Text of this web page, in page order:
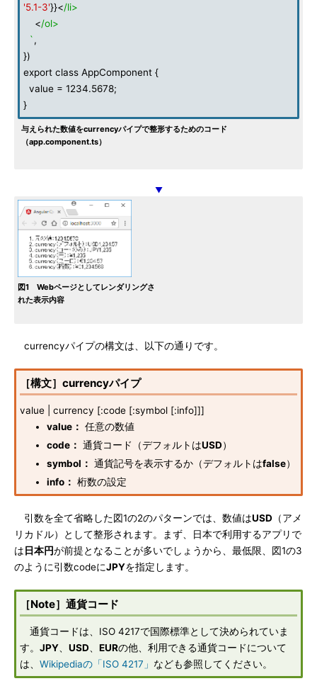
'5.1-3'}}</li>
</ol>
`,
})
export class AppComponent {
value = 1234.5678;
}
与えられた数値をcurrencyパイプで整形するためのコード
（app.component.ts）
▼
図1 Webページとしてレンダリングさ
れた表示内容
currencyパイプの構文は、以下の通りです。
［構文］currencyパイプ
value | currency [:code [:symbol [:info]]]
value： 任意の数値
code： 通貨コード（デフォルトはUSD）
symbol： 通貨記号を表示するか（デフォルトはfalse）
info： 桁数の設定
引数を全て省略した図1の2のパターンでは、数値はUSD （アメ
リカドル）として整形されます。まず、日本で利用するアプリで
は 日本円が前提となることが多いでしょうから、最低限、図1の3
のように引数codeにJPYを指定します。
［Note］通貨コード
通貨コードは、ISO 4217で国際標準として決められていま
す。 JPY USD EURの他、利用できる通貨コードについて
は、 Wikipediaの「ISO 4217」 なども参照してください。